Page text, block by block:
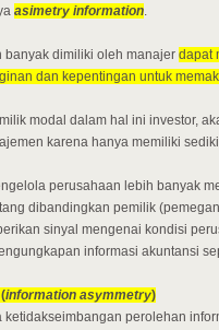
asimetry information.
banyak dimiliki oleh manajer dapat
dan kepentingan untuk
modal dalam hal ini investor,
karena hanya memiliki
perusahaan lebih banyak
dibandingkan pemilik
sinyal mengenai kondisi
informasi akuntansi
information asymmetry)
ketidakseimbangan perolehan